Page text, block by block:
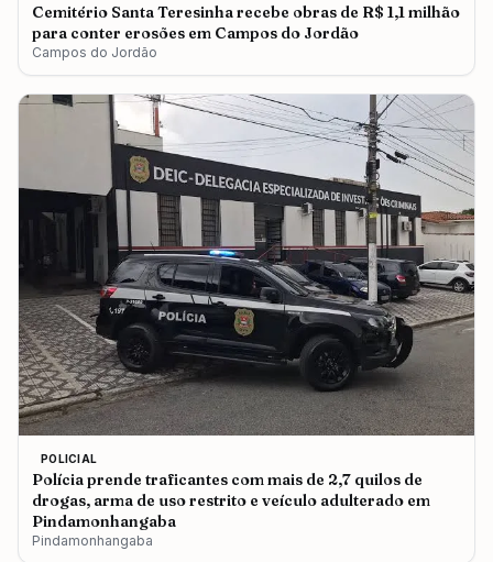
Cemitério Santa Teresinha recebe obras de R$ 1,1 milhão
para conter erosões em Campos do Jordão
Campos do Jordão
POLICIAL
Polícia prende traficantes com mais de 2,7 quilos de
drogas, arma de uso restrito e veículo adulterado em
Pindamonhangaba
Pindamonhangaba